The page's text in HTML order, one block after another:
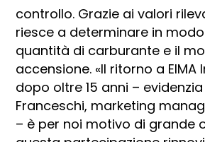
controllo. Grazie ai valori
riesce a determinare in
quantità di carburante e il
accensione. «Il ritorno a EIMA
dopo oltre 15 anni –
Franceschi, marketing
– è per noi motivo di grande